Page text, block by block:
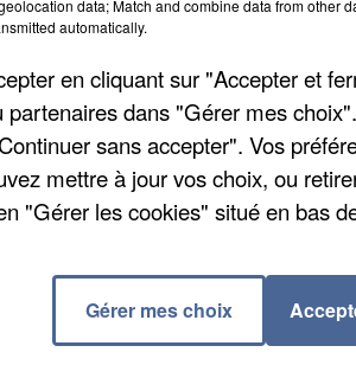
Son meurtrier présumé a été
Par ailleurs, face à la
suite à ce drame, la Première
data; Match and combine data from other
automatically.
en cliquant sur "Accepter et
partenaires dans "Gérer mes
sans accepter". Vos
mettre à jour vos choix, ou
"Gérer les cookies" situé en bas
Gérer mes choix